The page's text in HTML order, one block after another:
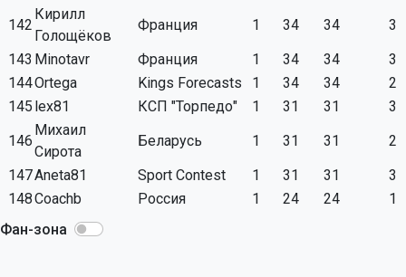
142
Кирилл
Голощёков
Франция 1 34 34
3
143 Minotavr Франция 1 34 34
3
144Ortega Kings Forecasts 1 34 34
2
145 lex81 КСП "Торпедо" 1 31 31
3
146
Михаил
Сирота
Беларусь 1 31 31
2
147Aneta81 Sport Contest 1 31 31
3
148Coachb Россия 1 24 24
1
Фан-зона